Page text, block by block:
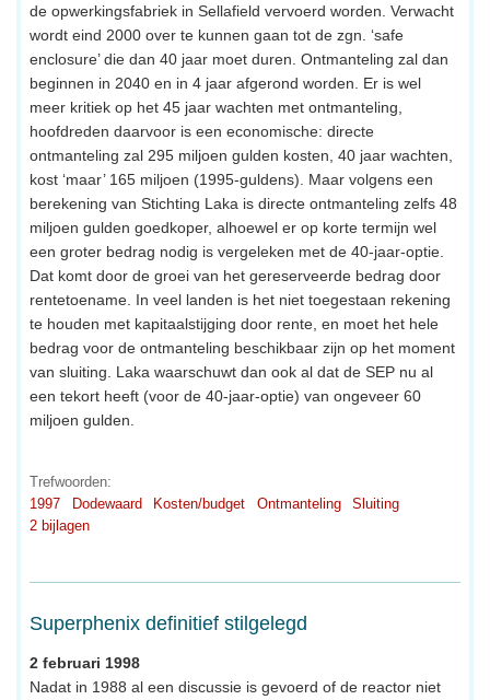
de opwerkingsfabriek in Sellafield vervoerd worden. Verwacht
wordt eind 2000 over te kunnen gaan tot de zgn. ‘safe
enclosure’ die dan 40 jaar moet duren. Ontmanteling zal dan
beginnen in 2040 en in 4 jaar afgerond worden. Er is wel
meer kritiek op het 45 jaar wachten met ontmanteling,
hoofdreden daarvoor is een economische: directe
ontmanteling zal 295 miljoen gulden kosten, 40 jaar wachten,
kost ‘maar’ 165 miljoen (1995-guldens). Maar volgens een
berekening van Stichting Laka is directe ontmanteling zelfs 48
miljoen gulden goedkoper, alhoewel er op korte termijn wel
een groter bedrag nodig is vergeleken met de 40-jaar-optie.
Dat komt door de groei van het gereserveerde bedrag door
rentetoename. In veel landen is het niet toegestaan rekening
te houden met kapitaalstijging door rente, en moet het hele
bedrag voor de ontmanteling beschikbaar zijn op het moment
van sluiting. Laka waarschuwt dan ook al dat de SEP nu al
een tekort heeft (voor de 40-jaar-optie) van ongeveer 60
miljoen gulden.
Trefwoorden:
1997
Dodewaard Kosten/budget Ontmanteling
Sluiting
2 bijlagen
Superphenix definitief stilgelegd
2 februari 1998
Nadat in 1988 al een discussie is gevoerd of de reactor niet